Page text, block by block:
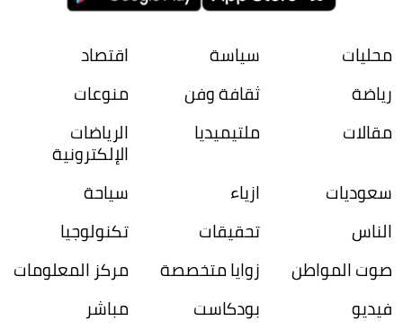
محليات سياسة
اقتصاد
رياضة
ثقافة وفن
منوعات
مقالات
ملتيميديا الرياضات
الإلكترونية
سعوديات
ازياء
سياحة
الناس
تحقيقات
تكنولوجيا
صوت المواطن
زوايا متخصصة
مركز المعلومات
فيديو
بودكاست مباشر